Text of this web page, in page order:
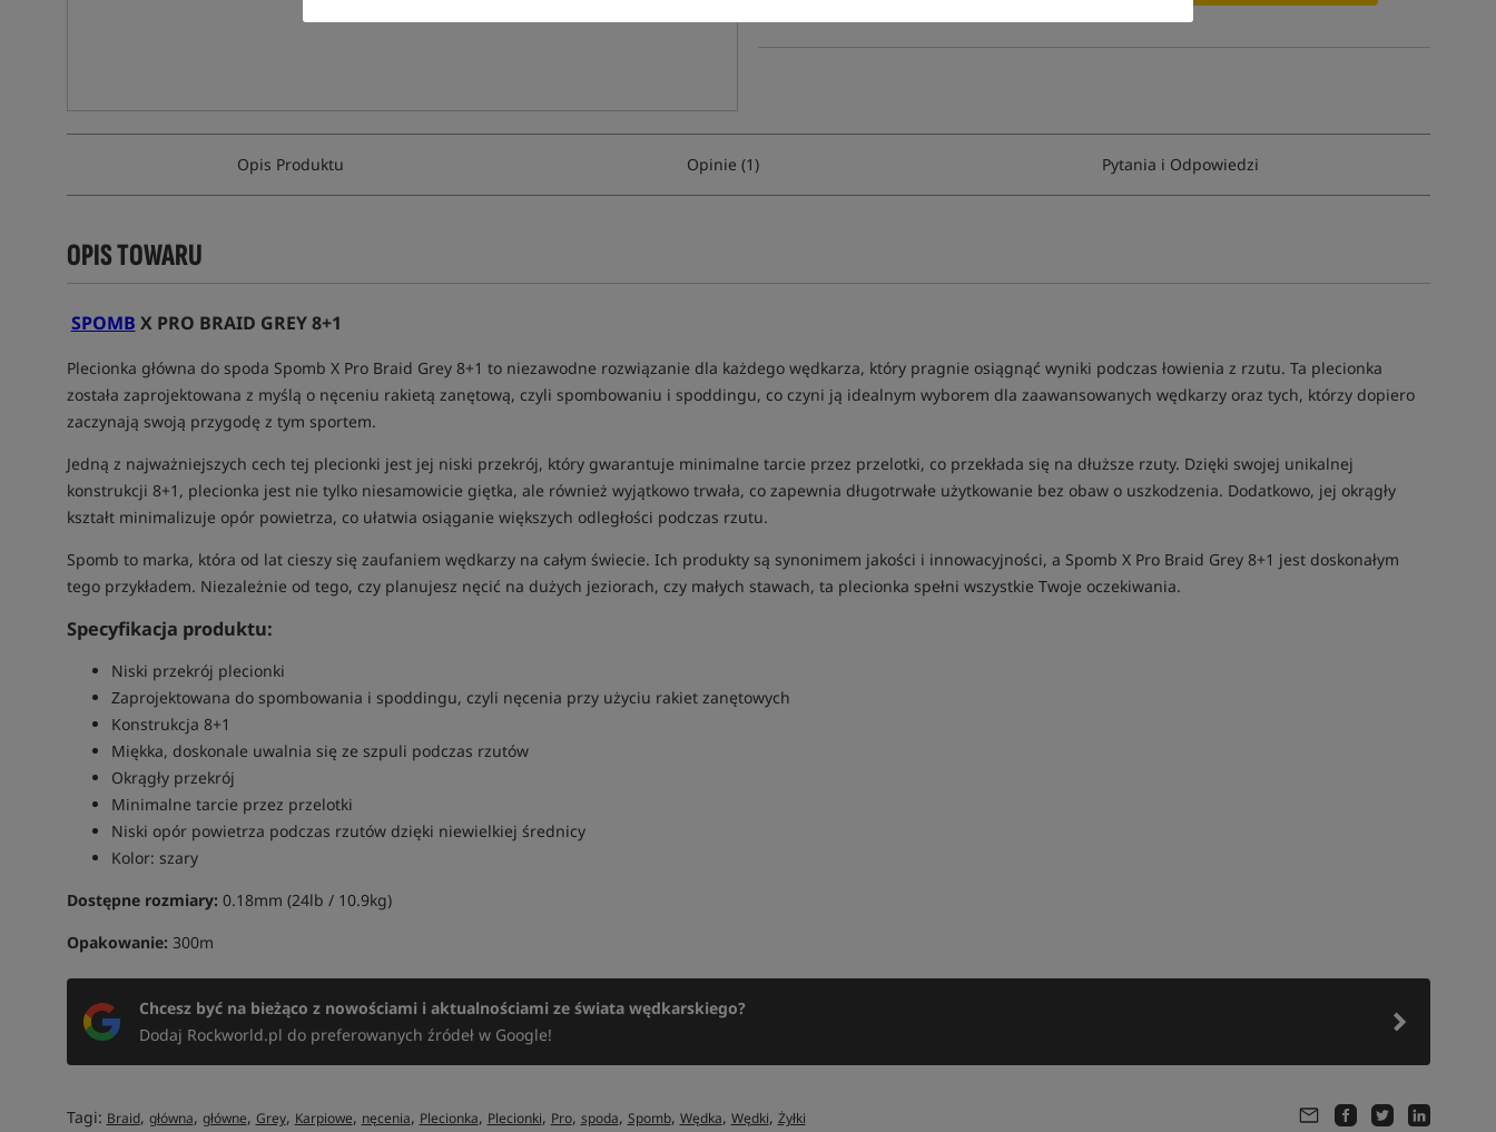
Opis Produktu Opinie (1) Pytania i Odpowiedzi
OPIS TOWARU
SPOMB X PRO BRAID GREY 8+1
Plecionka główna do spoda Spomb X Pro Braid Grey 8+1 to niezawodne rozwiązanie dla każdego wędkarza, który pragnie osiągnąć wyniki podczas łowienia z rzutu. Ta plecionka
została zaprojektowana z myślą o nęceniu rakietą zanętową, czyli spombowaniu i spoddingu, co czyni ją idealnym wyborem dla zaawansowanych wędkarzy oraz tych, którzy dopiero
zaczynają swoją przygodę z tym sportem.
Jedną z najważniejszych cech tej plecionki jest jej niski przekrój, który gwarantuje minimalne tarcie przez przelotki, co przekłada się na dłuższe rzuty. Dzięki swojej unikalnej
konstrukcji 8+1, plecionka jest nie tylko niesamowicie giętka, ale również wyjątkowo trwała, co zapewnia długotrwałe użytkowanie bez obaw o uszkodzenia. Dodatkowo, jej okrągły
kształt minimalizuje opór powietrza, co ułatwia osiąganie większych odległości podczas rzutu.
Spomb to marka, która od lat cieszy się zaufaniem wędkarzy na całym świecie. Ich produkty są synonimem jakości i innowacyjności, a Spomb X Pro Braid Grey 8+1 jest doskonałym
tego przykładem. Niezależnie od tego, czy planujesz nęcić na dużych jeziorach, czy małych stawach, ta plecionka spełni wszystkie Twoje oczekiwania.
Specyfikacja produktu:
Niski przekrój plecionki
Zaprojektowana do spombowania i spoddingu, czyli nęcenia przy użyciu rakiet zanętowych
Konstrukcja 8+1
Miękka, doskonale uwalnia się ze szpuli podczas rzutów
Okrągły przekrój
Minimalne tarcie przez przelotki
Niski opór powietrza podczas rzutów dzięki niewielkiej średnicy
Kolor: szary
Dostępne rozmiary: 0.18mm (24lb / 10.9kg)
Opakowanie: 300m
Chcesz być na bieżąco z nowościami i aktualnościami ze świata wędkarskiego?
Dodaj Rockworld.pl do preferowanych źródeł w Google!
Tagi: Braid, główna, główne, Grey, Karpiowe, nęcenia, Plecionka, Plecionki, Pro, spoda, Spomb, Wędka, Wędki, Żyłki